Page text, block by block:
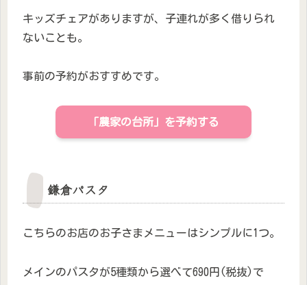
キッズチェアがありますが、子連れが多く借りられ
ないことも。
事前の予約がおすすめです。
「農家の台所」を予約する
鎌倉パスタ
こちらのお店のお子さまメニューはシンプルに1つ。
メインのパスタが5種類から選べて690円(税抜)で